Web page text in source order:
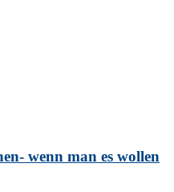
wenn man es wollen